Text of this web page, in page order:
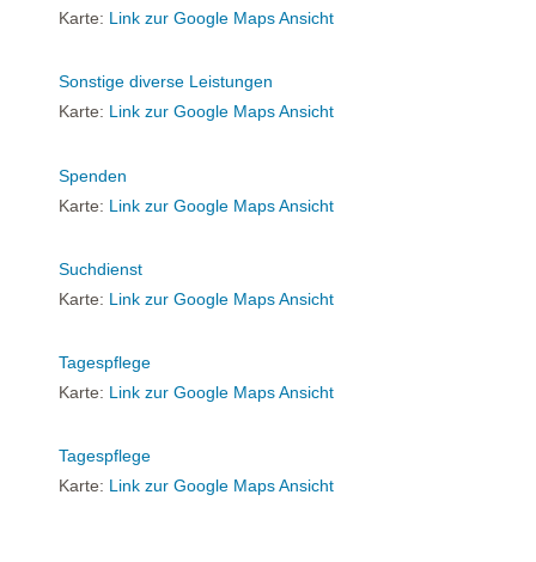
Karte: Link zur Google Maps Ansicht
Sonstige diverse Leistungen
Karte: Link zur Google Maps Ansicht
Spenden
Karte: Link zur Google Maps Ansicht
Suchdienst
Karte: Link zur Google Maps Ansicht
Tagespflege
Karte: Link zur Google Maps Ansicht
Tagespflege
Karte: Link zur Google Maps Ansicht